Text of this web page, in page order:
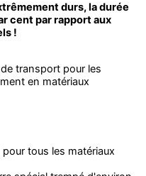
durs, la durée
cent par rapport aux
!
transport pour les
en matériaux
tous les matériaux